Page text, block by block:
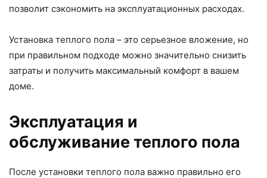
позволит сэкономить на эксплуатационных расходах.
Установка теплого пола – это серьезное вложение, но
при правильном подходе можно значительно снизить
затраты и получить максимальный комфорт в вашем
доме.
Эксплуатация и
обслуживание теплого пола
После установки теплого пола важно правильно его